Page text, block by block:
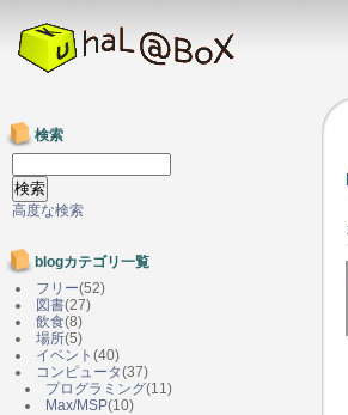
検索
高度な検索
blogカテゴリ一覧
フリー(52)
図書(27)
飲食(8)
場所(5)
イベント (40)
コンピュータ(37)
プログラミング(11)
Max/MSP(10)